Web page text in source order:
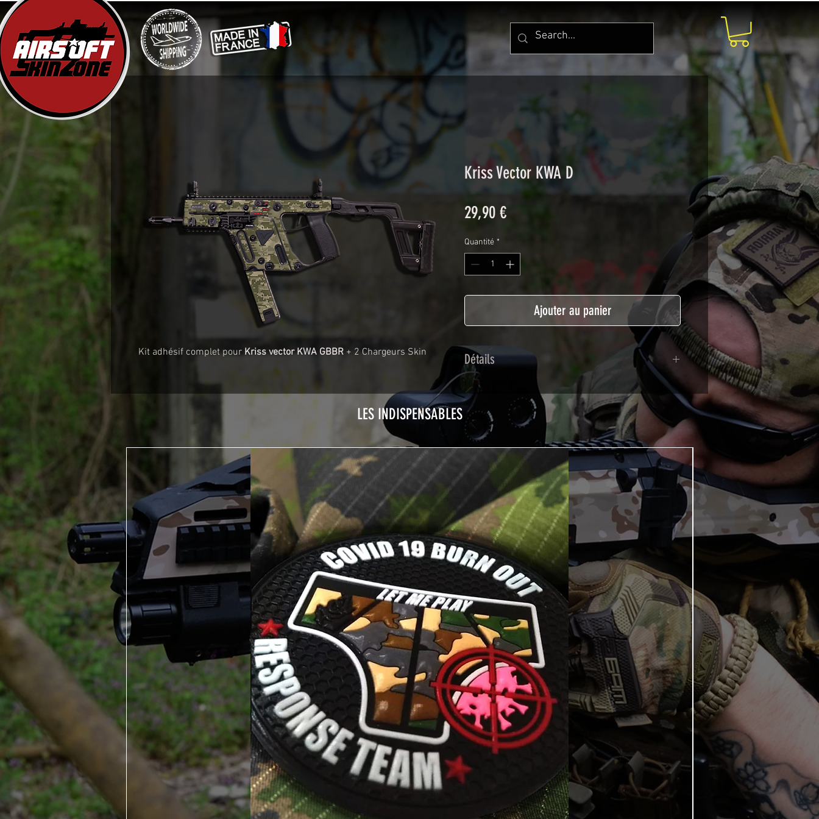
Kit adhésif complet pour Kriss vector KWA GBBR + 2 Chargeurs Skin
Kriss Vector KWA D
29,90 €Prix
Quantité *
Ajouter au panier
Détails
Adhésif de type polymère calandré recouvert d'une
plastification protègeant des UV et des rayures.
Utilisé initialement pour le marquage de véhicule,
les adhésifs AirsoftSkinZone offrent une grande
durabilité et résistent aux intempéries.
Nettoyer sa réplique à l'aide d'un produit alcoolisé
avant toute installation est indispensable. Un
décapeur thermique ou un sèche cheveux sera
nécessaire à l'installation de votre Skin. Voir la
rubrique TUTOS / VIDEOS
LES INDISPENSABLES